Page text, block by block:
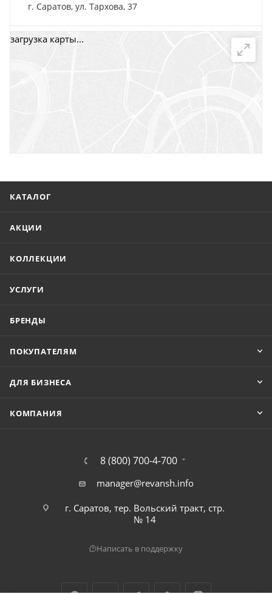
г. Саратов, ул. Тархова, 37
г. Саратов, пр-т. 50 лет Октября, 118Д, помещ. 15
загрузка карты...
КАТАЛОГ
АКЦИИ
КОЛЛЕКЦИИ
УСЛУГИ
БРЕНДЫ
ПОКУПАТЕЛЯМ
ДЛЯ БИЗНЕСА
КОМПАНИЯ
8 (800) 700-4-700
manager@revansh.info
г. Саратов, тер. Вольский тракт, стр.
№ 14
Написать в поддержку